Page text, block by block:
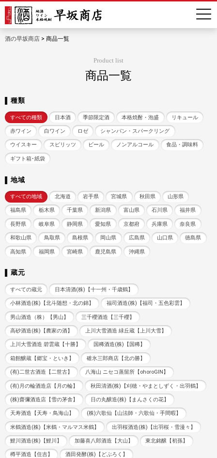
酒の早坂商店 > 商品一覧
Product list
商品一覧
種類
すべての種類 日本酒 季節限定酒 本格焼酎・泡盛 リキュール
赤ワイン 白ワイン ロゼ シャンパン・スパークリング
ウイスキー スピリッツ ビール ノンアルコール 食品・調味料
ギフト箱･紙袋
地域
すべての地域 北海道 岩手県 宮城県 秋田県 山形県
福島県 栃木県 千葉県 新潟県 富山県 石川県 福井県
長野県 岐阜県 静岡県 愛知県 京都府 兵庫県 奈良県
和歌山県 鳥取県 島根県 岡山県 広島県 山口県 徳島県
高知県 福岡県 宮崎県 鹿児島県 沖縄県
蔵元
すべての蔵元 日本清酒(株)【十一州・千歳鶴】
小林酒造(株)【北斗随想・北の錦】 福司酒造(株)【福司・五色彩雲】
男山酒造（株）【男山】 三千櫻酒造【三千櫻】
高砂酒造(株)【農家の酒】 上川大雪酒造 緑丘蔵【上川大雪】
上川大雪酒造 碧雲蔵【十勝】 国稀酒造(株)【国稀】
箱館醸蔵【郷宝・といき】 碓氷三郎商店【北の勝】
(有)二世古酒造【二世古】 八海山 ニセコ蒸留所【ohoroGIN】
(有)月の輪酒造店【月の輪】 秋田清酒(株)【刈穂・やまとしずく・出羽鶴】
(株)齋彌酒造店【雪の茅舎】 日の丸醸造(株)【まんさくの花】
天寿酒造【天寿・鳥海山】 (株)六歌仙【山法師・六歌仙・手間暇】
米鶴酒造(株)【米鶴・マルマス米鶴】 出羽桜酒造(株)【出羽桜・雪漫々】
鯉川酒造(株)【鯉川】 加藤喜八郎酒造【大山】 東北銘醸【初孫】
樽平酒造【住吉】 酒田発酵(株)【どぶろく】